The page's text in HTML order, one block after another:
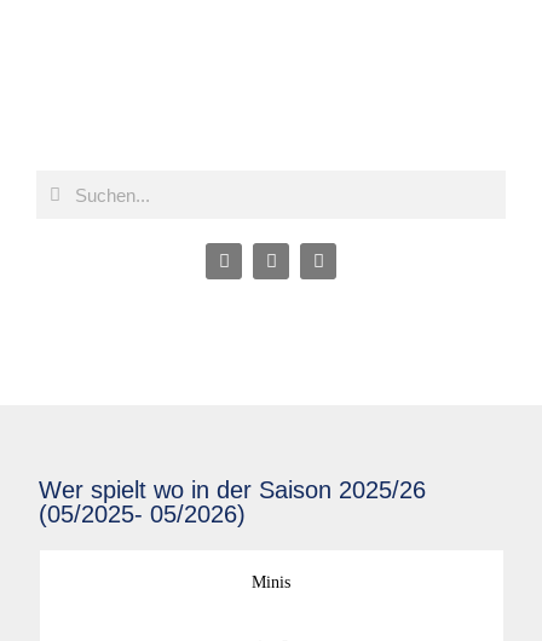
Wer spielt wo in der Saison 2025/26
(05/2025- 05/2026)
Minis